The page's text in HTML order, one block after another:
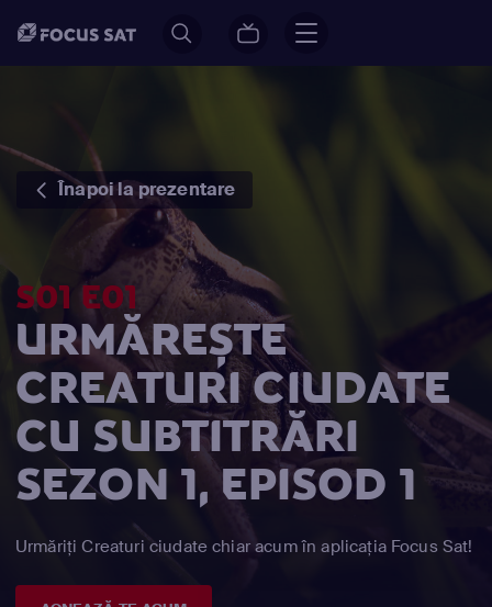
Înapoi la prezentare
S01 E01
URMĂREȘTE
CREATURI CIUDATE
CU SUBTITRĂRI
SEZON 1, EPISOD 1
Urmăriți Creaturi ciudate chiar acum în aplicația Focus Sat!